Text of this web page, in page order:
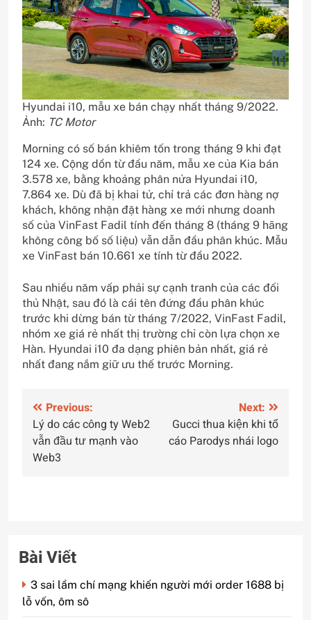
Hyundai i10, mẫu xe bán chạy nhất tháng 9/2022.
Ảnh: TC Motor
Morning có số bán khiêm tốn trong tháng 9 khi đạt
124 xe. Cộng dồn từ đầu năm, mẫu xe của Kia bán
3.578 xe, bằng khoảng phân nửa Hyundai i10,
7.864 xe. Dù đã bị khai tử, chỉ trả các đơn hàng nợ
khách, không nhận đặt hàng xe mới nhưng doanh
số của VinFast Fadil tính đến tháng 8 (tháng 9 hãng
không công bố số liệu) vẫn dẫn đầu phân khúc. Mẫu
xe VinFast bán 10.661 xe tính từ đầu 2022.
Sau nhiều năm vấp phải sự cạnh tranh của các đối
thủ Nhật, sau đó là cái tên đứng đầu phân khúc
trước khi dừng bán từ tháng 7/2022, VinFast Fadil,
nhóm xe giá rẻ nhất thị trường chỉ còn lựa chọn xe
Hàn. Hyundai i10 đa dạng phiên bản nhất, giá rẻ
nhất đang nắm giữ ưu thế trước Morning.
Điều
hướng
bài
Previous:
Lý do các công ty Web2
vẫn đầu tư mạnh vào
Web3
Next:
Gucci thua kiện khi tố
cáo Parodys nhái logo
Bài Viết
3 sai lầm chí mạng khiến người mới order 1688 bị
lỗ vốn, ôm sô